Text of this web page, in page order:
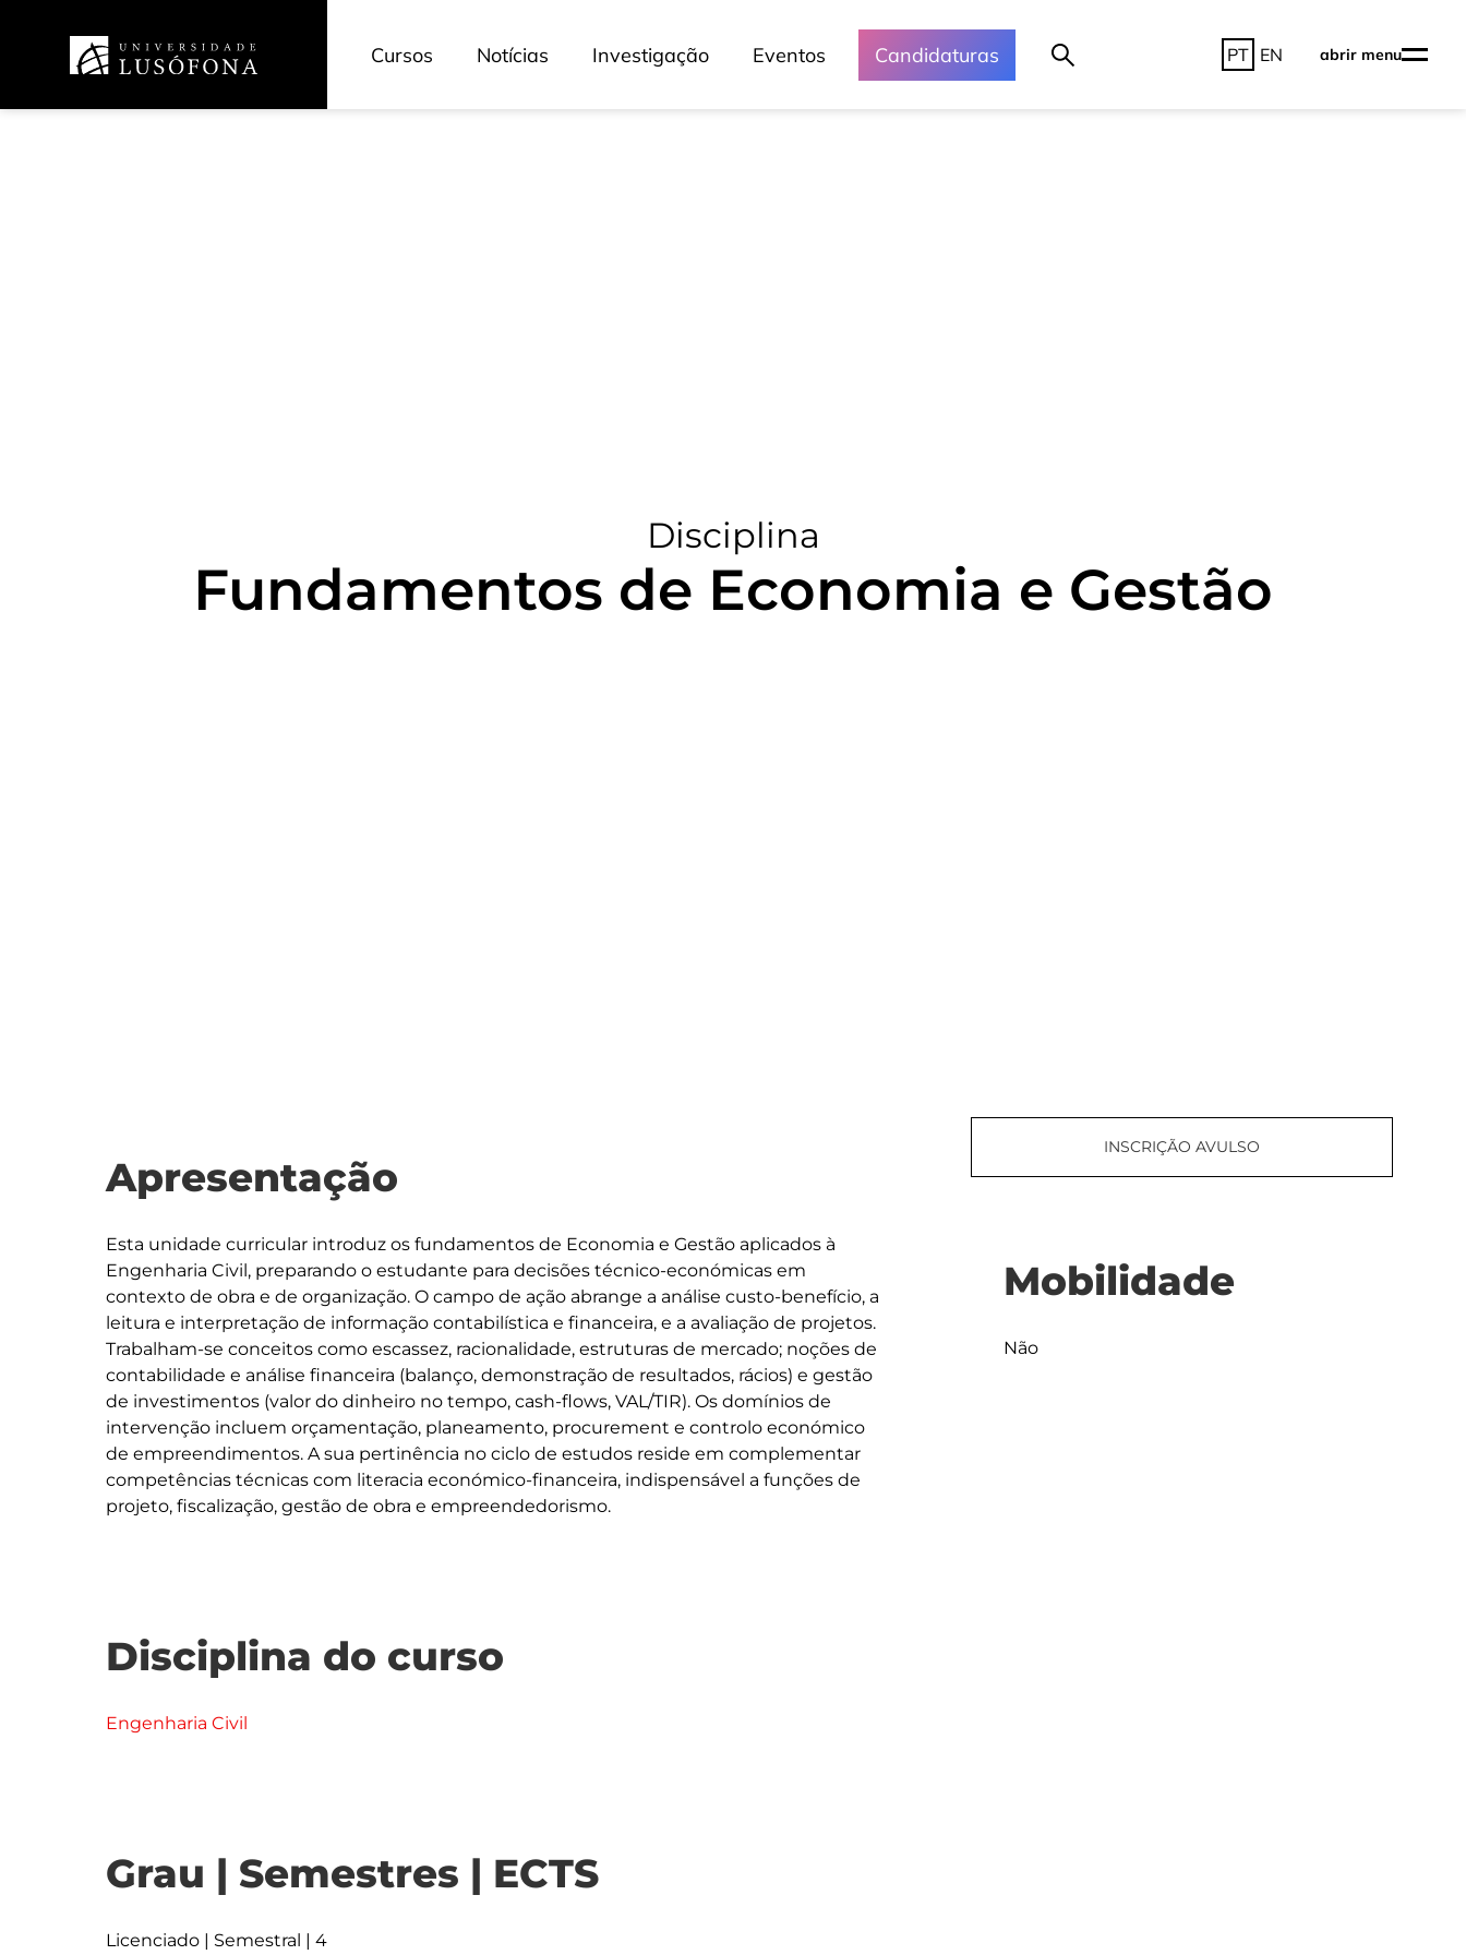
Cursos Notícias Investigação Eventos Candidaturas PT EN abrir menu
Disciplina
Fundamentos de Economia e Gestão
Apresentação
Esta unidade curricular introduz os fundamentos de Economia e Gestão aplicados à
Engenharia Civil, preparando o estudante para decisões técnico-económicas em
contexto de obra e de organização. O campo de ação abrange a análise custo-benefício, a
leitura e interpretação de informação contabilística e financeira, e a avaliação de projetos.
Trabalham-se conceitos como escassez, racionalidade, estruturas de mercado; noções de
contabilidade e análise financeira (balanço, demonstração de resultados, rácios) e gestão
de investimentos (valor do dinheiro no tempo, cash-flows, VAL/TIR). Os domínios de
intervenção incluem orçamentação, planeamento, procurement e controlo económico
de empreendimentos. A sua pertinência no ciclo de estudos reside em complementar
competências técnicas com literacia económico-financeira, indispensável a funções de
Disciplina do curso
Engenharia Civil
Grau | Semestres | ECTS
Licenciado | Semestral | 4
INSCRIÇÃO AVULSO
Mobilidade
Não